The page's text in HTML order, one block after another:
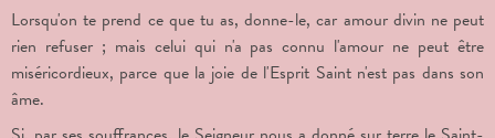
Lorsqu'on te prend ce que tu as, donne-le, car amour divin ne peut
rien refuser ; mais celui qui n'a pas connu l'amour ne peut être
miséricordieux, parce que la joie de l'Esprit Saint n'est pas dans son
âme.